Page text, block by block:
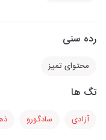
رده سنی
محتوای تمیز
تگ ها
آزادی سادگورو